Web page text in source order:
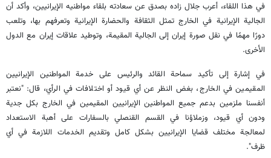
في هذا اللقاء، أعرب جلال زاده بصدق عن سعادته بلقاء مواطنيه الإيرانيين، وأكد أن
الجالية الإيرانية في الخارج تمثل الثقافة والحضارة الإيرانية وتعرفهم بها، وتلعب
دورًا مهمًا في نقل صورة إيران إلى الجالية المقيمة، وتوطيد علاقات إيران مع الدول
الأخرى.
في إشارة إلى تأكيد سماحة القائد والرئيس على خدمة المواطنين الإيرانيين
المقيمين في الخارج، بغض النظر عن أي قيود أو اختلافات في الرأي، قال: "نعتبر
أنفسنا ملزمين بدعم جميع المواطنين الإيرانيين المقيمين في الخارج بكل جدية
ودون أي قيود، وزملاؤنا في القسم القنصلي بالسفارات على أهبة الاستعداد
لمعالجة مختلف قضايا الإيرانيين بشكل كامل وتقديم الخدمات اللازمة في أي
ظرف".